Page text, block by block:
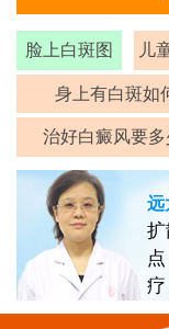
脸上白斑图 儿
身上有白斑如
治好白癜风要多
远